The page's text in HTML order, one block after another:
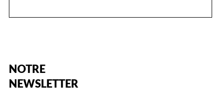
NOTRE
NEWSLETTER
Name
(Ce
champ
est
obligatoire)